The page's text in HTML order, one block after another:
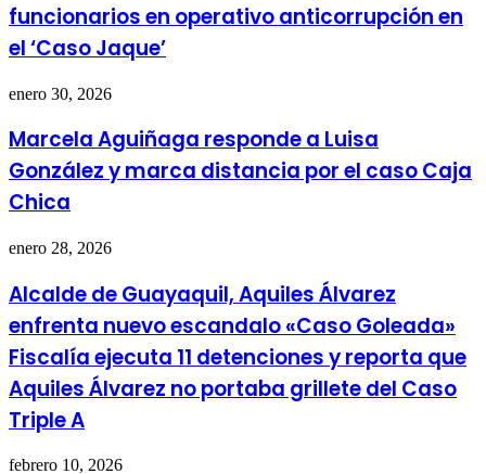
funcionarios en operativo anticorrupción en
el ‘Caso Jaque’
enero 30, 2026
Marcela Aguiñaga responde a Luisa
González y marca distancia por el caso Caja
Chica
enero 28, 2026
Alcalde de Guayaquil, Aquiles Álvarez
enfrenta nuevo escandalo «Caso Goleada»
Fiscalía ejecuta 11 detenciones y reporta que
Aquiles Álvarez no portaba grillete del Caso
Triple A
febrero 10, 2026